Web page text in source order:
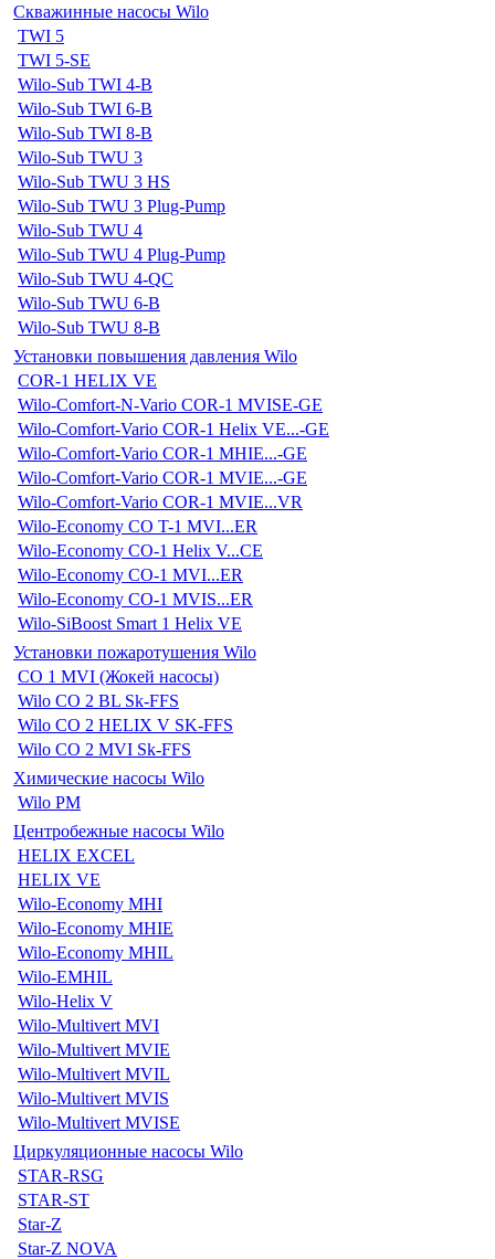
Скважинные насосы Wilo
TWI 5
TWI 5-SE
Wilo-Sub TWI 4-B
Wilo-Sub TWI 6-B
Wilo-Sub TWI 8-B
Wilo-Sub TWU 3
Wilo-Sub TWU 3 HS
Wilo-Sub TWU 3 Plug-Pump
Wilo-Sub TWU 4
Wilo-Sub TWU 4 Plug-Pump
Wilo-Sub TWU 4-QC
Wilo-Sub TWU 6-B
Wilo-Sub TWU 8-B
Установки повышения давления Wilo
COR-1 HELIX VE
Wilo-Comfort-N-Vario COR-1 MVISE-GE
Wilo-Comfort-Vario COR-1 Helix VE...-GE
Wilo-Comfort-Vario COR-1 MHIE...-GE
Wilo-Comfort-Vario COR-1 MVIE...-GE
Wilo-Comfort-Vario COR-1 MVIE...VR
Wilo-Economy CO T-1 MVI...ER
Wilo-Economy CO-1 Helix V...CE
Wilo-Economy CO-1 MVI...ER
Wilo-Economy CO-1 MVIS...ER
Wilo-SiBoost Smart 1 Helix VE
Установки пожаротушения Wilo
CO 1 MVI (Жокей насосы)
Wilo CO 2 BL Sk-FFS
Wilo CO 2 HELIX V SK-FFS
Wilo CO 2 MVI Sk-FFS
Химические насосы Wilo
Wilo PM
Центробежные насосы Wilo
HELIX EXCEL
HELIX VE
Wilo-Economy MHI
Wilo-Economy MHIE
Wilo-Economy MHIL
Wilo-EMHIL
Wilo-Helix V
Wilo-Multivert MVI
Wilo-Multivert MVIE
Wilo-Multivert MVIL
Wilo-Multivert MVIS
Wilo-Multivert MVISE
Циркуляционные насосы Wilo
STAR-RSG
STAR-ST
Star-Z
Star-Z NOVA